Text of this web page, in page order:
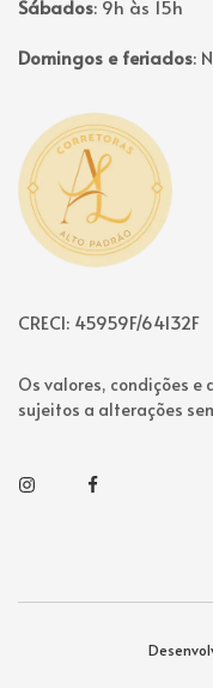
Sábados: 9h às 15h
Domingos e feriados:
Página inicial
CRECI: 45959F/64132F
Os valores, condições
sujeitos a alterações
InstagramFacebook